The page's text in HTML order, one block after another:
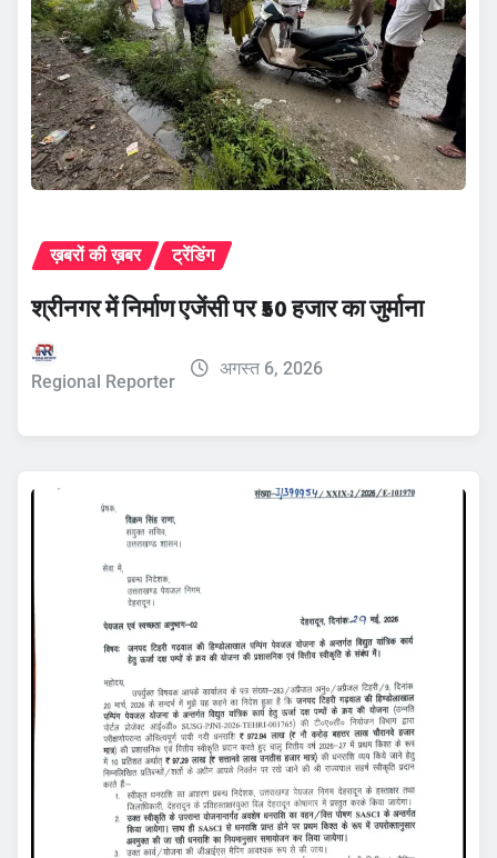
ख़बरों की ख़बर ट्रेंडिंग
श्रीनगर में निर्माण एजेंसी पर ₹50 हजार का जुर्माना
Regional Reporter
अगस्त 6, 2026